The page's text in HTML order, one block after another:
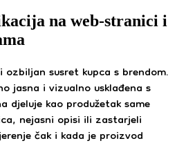
na web-stranici i
susret kupca s brendom.
jasna i vizualno usklađena s
djeluje kao produžetak same
nejasni opisi ili zastarjeli
čak i kada je proizvod